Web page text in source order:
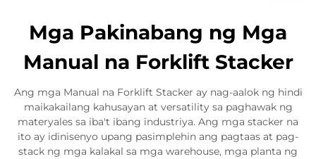
Mga Pakinabang ng Mga
Manual na Forklift Stacker
Ang mga Manual na Forklift Stacker ay nag-aalok ng hindi
maikakailang kahusayan at versatility sa paghawak ng
materyales sa iba't ibang industriya. Ang mga stacker na
ito ay idinisenyo upang pasimplehin ang pagtaas at pag-
stack ng mga kalakal sa mga warehouse, mga planta ng